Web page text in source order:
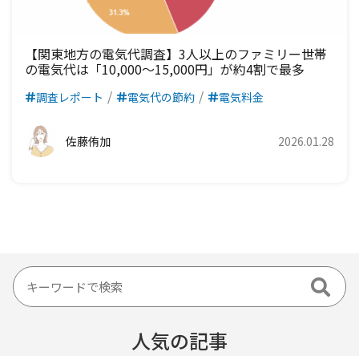
【関東地方の電気代調査】3人以上のファミリー世帯
の電気代は「10,000～15,000円」が約4割で最多
調査レポート 電気代の節約 電気料金
佐藤侑加 2026.01.28
人気の記事